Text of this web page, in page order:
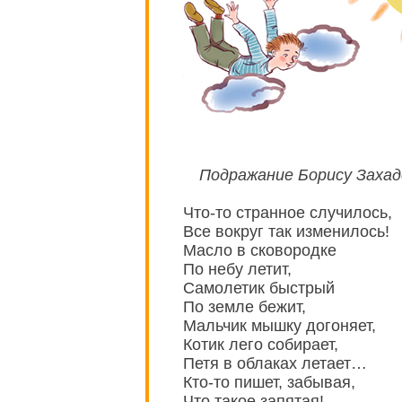
Подражание Борису
Что-то странное случилось,
Все вокруг так изменилось!
Масло в сковородке
По небу летит,
Самолетик быстрый
По земле бежит,
Мальчик мышку догоняет,
Котик лего собирает,
Петя в облаках летает…
Кто-то пишет, забывая,